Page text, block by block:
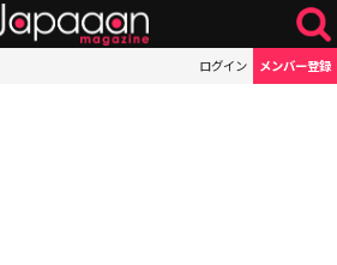
ログイン メンバー登録